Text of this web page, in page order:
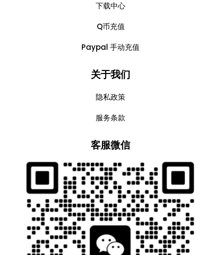
下载中心
Q币充值
Paypal 手动充值
关于我们
隐私政策
服务条款
客服微信